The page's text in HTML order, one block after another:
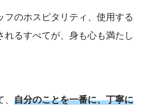
フのホスピタリティ、使用する
れるすべてが、身も心も満たし
自分のことを一番に、丁寧に